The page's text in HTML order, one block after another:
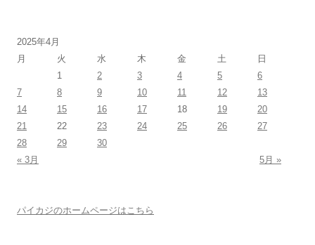
2025年4月
月
火 水 木 金 土
日
1
2 3 4 5
6
7
8 9 10 11 12
13
14
15 16 17 18 19
20
21
22 23 24 25 26
27
28
29
30
« 3月
5月 »
パイカジのホームページはこちら